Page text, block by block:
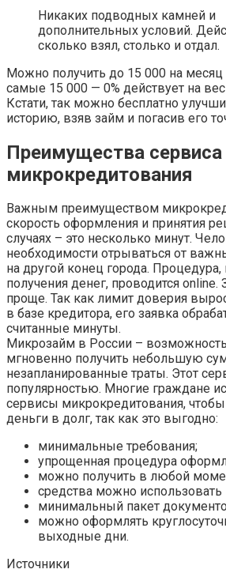
Никаких подводных камней и
дополнительных условий.
сколько взял, столько и отдал.
Можно получить до 15 000 на месяц
самые 15 000 — 0% действует на
Кстати, так можно бесплатно
историю, взяв займ и погасив его
Преимущества сервиса
микрокредитования
Важным преимуществом
скорость оформления и принятия
случаях – это несколько минут.
необходимости отрываться от
на другой конец города. Процедура,
получения денег, проводится online.
проще. Так как лимит доверия
в базе кредитора, его заявка
считанные минуты.
Микрозайм в России –
мгновенно получить небольшую
незапланированные траты. Этот
популярностью. Многие граждане
сервисы микрокредитования, чтобы
деньги в долг, так как это выгодно:
минимальные требования;
упрощенная процедура
можно получить в любой
средства можно
минимальный пакет
можно оформлять
выходные дни.
Источники